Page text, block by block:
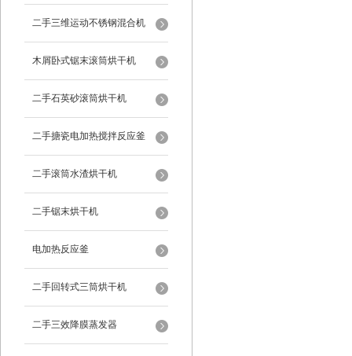
二手三维运动不锈钢混合机
木屑卧式锯末滚筒烘干机
二手石英砂滚筒烘干机
二手搪瓷电加热搅拌反应釜
二手滚筒水渣烘干机
二手锯末烘干机
电加热反应釜
二手回转式三筒烘干机
二手三效降膜蒸发器